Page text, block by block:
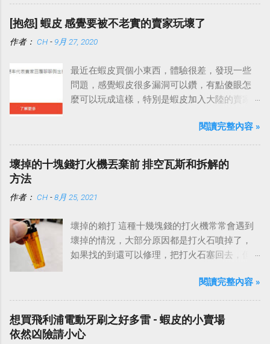
好了。
[抱怨] 蝦皮 感覺要被不老實的賣家玩壞了
作者： CH - 9月 27, 2020
最近在蝦皮買個小東西，體驗很差，發現一些
問題，感覺蝦皮很多漏洞可以鑽，有點傻眼怎
麼可以玩成這樣，特別是蝦皮加入大陸的賣家
閱讀完整內容 »
壞掉的十塊錢打火機丟棄前 排空瓦斯和拆解的
方法
作者： CH -8月 25, 2021
壞掉的賴打 這種十幾塊錢的打火機常常會遇到
壞掉的情況，大部分原因都是打火石噴掉了，
如果找的到還可以修理，把打火石塞回去，但
閱讀完整內容 »
想買飛利浦電動牙刷之好多雷 - 蝦皮的小賣場
依然凶險請小心